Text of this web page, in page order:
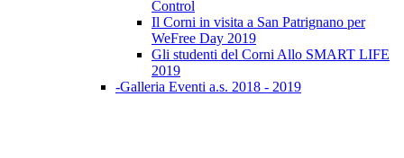
Control
Il Corni in visita a San Patrignano per
WeFree Day 2019
Gli studenti del Corni Allo SMART LIFE
2019
-Galleria Eventi a.s. 2018 - 2019